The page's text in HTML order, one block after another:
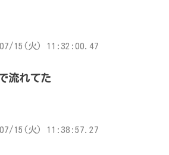
15(火) 11:32:00.47
流れてた
15(火) 11:38:57.27